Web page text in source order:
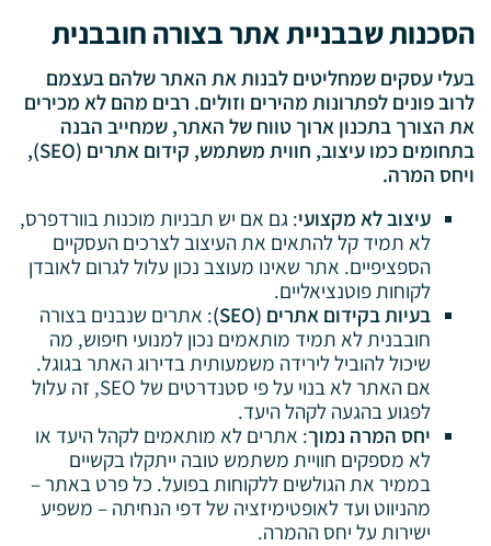
הסכנות שבבניית אתר בצורה חובבנית
בעלי עסקים שמחליטים לבנות את האתר שלהם בעצמם
לרוב פונים לפתרונות מהירים וזולים. רבים מהם לא מכירים
את הצורך בתכנון ארוך טווח של האתר, שמחייב הבנה
בתחומים כמו עיצוב, חווית משתמש, קידום אתרים (SEO),
ויחס המרה.
עיצוב לא מקצועי: גם אם יש תבניות מוכנות בוורדפרס,
לא תמיד קל להתאים את העיצוב לצרכים העסקיים
הספציפיים. אתר שאינו מעוצב נכון עלול לגרום לאובדן
לקוחות פוטנציאליים.
בעיות בקידום אתרים (SEO)
: אתרים שנבנים בצורה
חובבנית לא תמיד מותאמים נכון למנועי חיפוש, מה
שיכול להוביל לירידה משמעותית בדירוג האתר בגוגל.
אם האתר לא בנוי על פי סטנדרטים של SEO, זה עלול
לפגוע בהגעה לקהל היעד.
יחס המרה נמוך: אתרים לא מותאמים לקהל היעד או
לא מספקים חוויית משתמש טובה ייתקלו בקשיים
בממיר את הגולשים ללקוחות בפועל. כל פרט באתר –
מהניווט ועד לאופטימיזציה של דפי הנחיתה – משפיע
ישירות על יחס ההמרה.